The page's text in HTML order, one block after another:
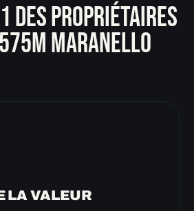
DES PROPRIÉTAIRES
MARANELLO
LA VALEUR